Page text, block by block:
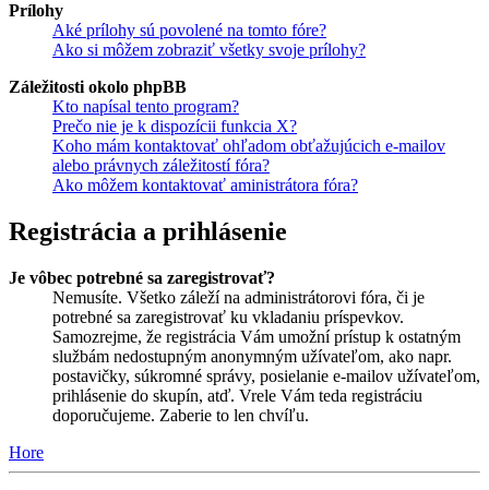
Prílohy
Aké prílohy sú povolené na tomto fóre?
Ako si môžem zobraziť všetky svoje prílohy?
Záležitosti okolo phpBB
Kto napísal tento program?
Prečo nie je k dispozícii funkcia X?
Koho mám kontaktovať ohľadom obťažujúcich e-mailov
alebo právnych záležitostí fóra?
Ako môžem kontaktovať aministrátora fóra?
Registrácia a prihlásenie
Je vôbec potrebné sa zaregistrovať?
Nemusíte. Všetko záleží na administrátorovi fóra, či je
potrebné sa zaregistrovať ku vkladaniu príspevkov.
Samozrejme, že registrácia Vám umožní prístup k ostatným
službám nedostupným anonymným užívateľom, ako napr.
postavičky, súkromné správy, posielanie e-mailov užívateľom,
prihlásenie do skupín, atď. Vrele Vám teda registráciu
doporučujeme. Zaberie to len chvíľu.
Hore